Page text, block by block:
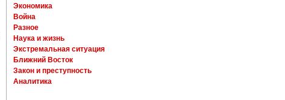
Экономика
Война
Разное
Наука и жизнь
Экстремальная ситуация
Ближний Восток
Закон и преступность
Аналитика